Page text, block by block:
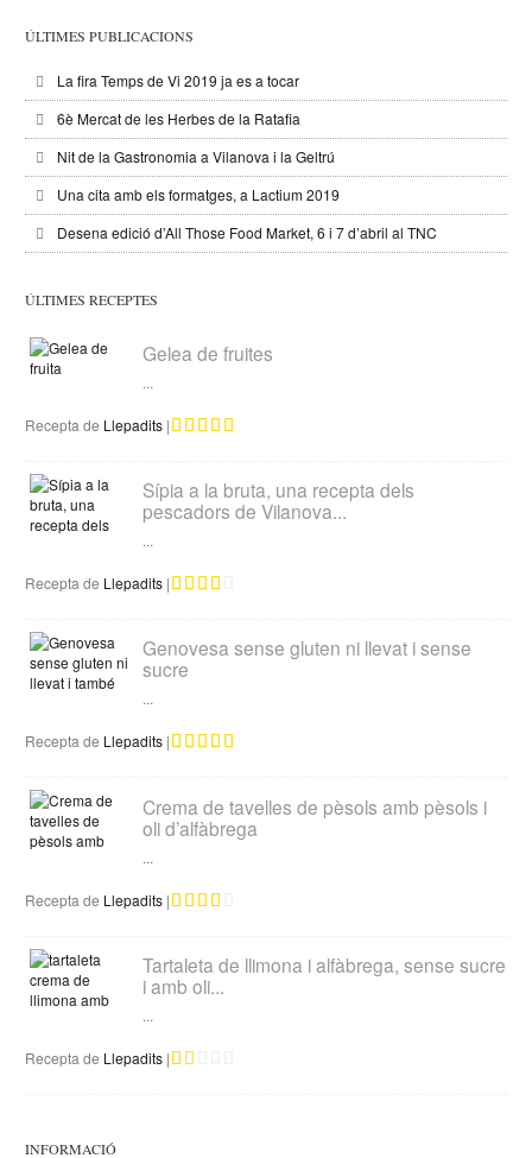
ÚLTIMES PUBLICACIONS
La fira Temps de Vi 2019 ja es a tocar
6è Mercat de les Herbes de la Ratafia
Nit de la Gastronomia a Vilanova i la Geltrú
Una cita amb els formatges, a Lactium 2019
Desena edició d’All Those Food Market, 6 i 7 d’abril al TNC
ÚLTIMES RECEPTES
Gelea de fruites
...
Recepta de Llepadits |
Sípia a la bruta, una recepta dels
pescadors de Vilanova...
...
Recepta de Llepadits |
Genovesa sense gluten ni llevat i sense
sucre
...
Recepta de Llepadits |
Crema de tavelles de pèsols amb pèsols i
oli d’alfàbrega
...
Recepta de Llepadits |
Tartaleta de llimona i alfàbrega, sense sucre
i amb oli...
...
Recepta de Llepadits |
INFORMACIÓ